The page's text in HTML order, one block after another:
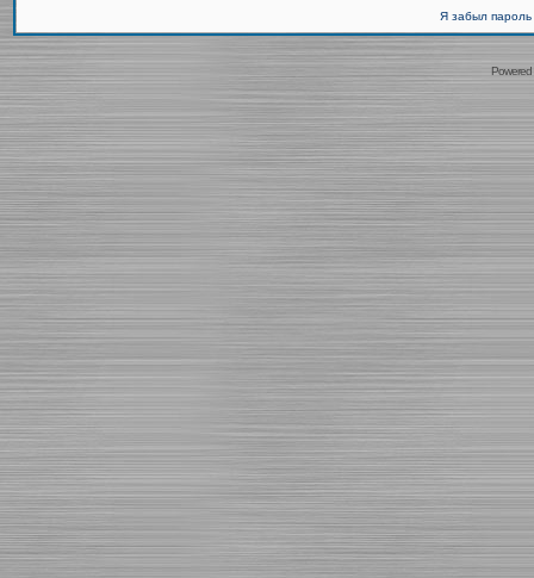
Я забыл пароль